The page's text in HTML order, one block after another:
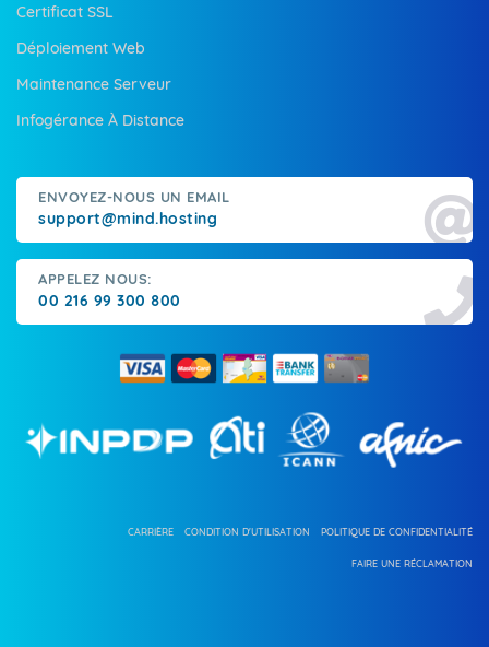
Certificat SSL
Déploiement Web
Maintenance Serveur
Infogérance À Distance
ENVOYEZ-NOUS UN EMAIL
support@mind.hosting
APPELEZ NOUS:
00 216 99 300 800
POLITIQUE DE CONFIDENTIALITÉ
CONDITION D'UTILISATION
CARRIÈRE
FAIRE UNE RÉCLAMATION